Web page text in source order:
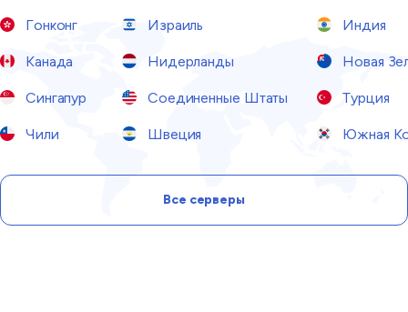
Гонконг Израиль Индия
Канада Нидерланды Новая
Сингапур Соединенные Штаты Турция
Чили Швеция Южная
Все серверы